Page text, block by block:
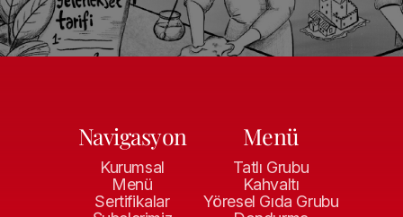
Navigasyon
Kurumsal
Menü
Sertifikalar
Menü
Tatlı Grubu
Kahvaltı
Yöresel Gıda Grubu